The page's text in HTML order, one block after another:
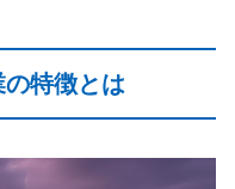
特徴とは